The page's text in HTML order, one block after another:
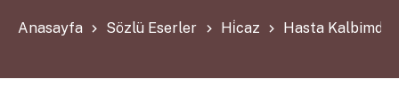
Anasayfa Sözlü Eserler Hi̇caz Hasta Kalbimde